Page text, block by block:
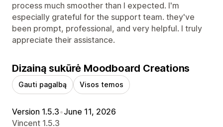
process much smoother than I expected. I'm
especially grateful for the support team. they've
been prompt, professional, and very helpful. I truly
appreciate their assistance.
Dizainą sukūrė Moodboard Creations
Gauti pagalbą Visos temos
Version 1.5.3•June 11, 2026
Vincent 1.5.3